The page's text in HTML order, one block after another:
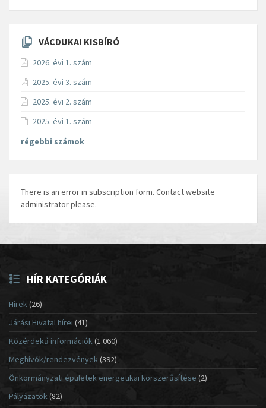
VÁCDUKAI KISBÍRÓ
2026. évi 1. szám
2025. évi 3. szám
2025. évi 2. szám
2025. évi 1. szám
régebbi számok
There is an error in subscription form. Contact website
administrator please.
HÍR KATEGÓRIÁK
Hírek(26)
Járási Hivatal hírei (41)
Közérdekű információk(1 060)
Meghívók/rendezvények (392)
Önkormányzati épületek energetikai korszerűsítése (2)
Pályázatok (82)